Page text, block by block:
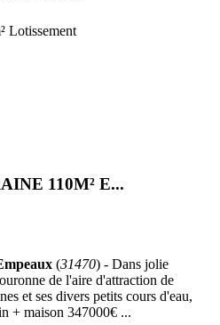
Lotissement
110M² E...
(31470) - Dans jolie
de l'aire d'attraction de
et ses divers petits cours d'eau,
+ maison 347000€ ...